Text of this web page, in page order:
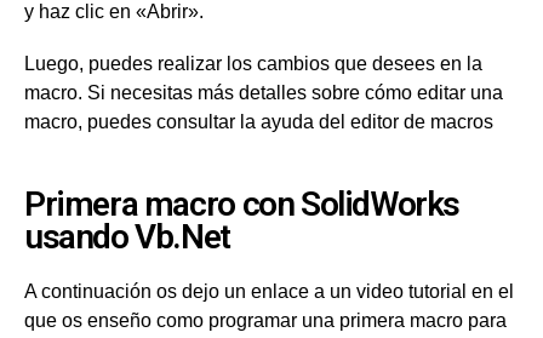
y haz clic en «Abrir».
Luego, puedes realizar los cambios que desees en la
macro. Si necesitas más detalles sobre cómo editar una
macro, puedes consultar la ayuda del editor de macros
Primera macro con SolidWorks
usando Vb.Net
A continuación os dejo un enlace a un video tutorial en el
que os enseño como programar una primera macro para